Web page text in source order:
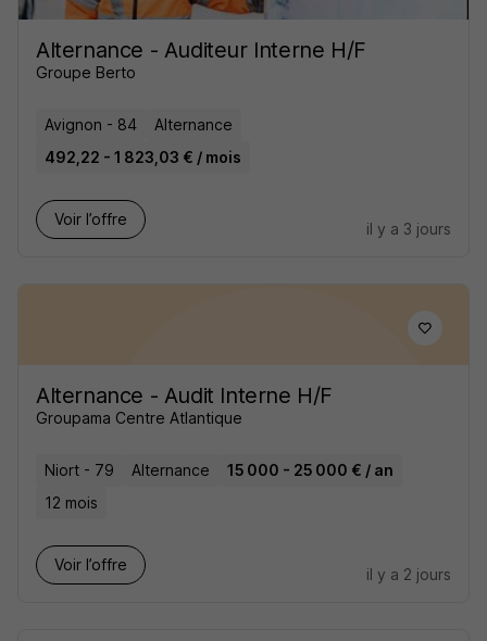
Alternance - Auditeur Interne H/F
Groupe Berto
Avignon - 84
Alternance
492,22 - 1 823,03 € / mois
Voir l’offre
il y a 3 jours
Alternance - Audit Interne H/F
Groupama Centre Atlantique
Niort - 79 Alternance
15 000 - 25 000 € / an
12 mois
Voir l’offre
il y a 2 jours